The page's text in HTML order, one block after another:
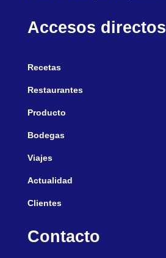
Accesos directos
Recetas
Restaurantes
Producto
Bodegas
Viajes
Actualidad
Clientes
Contacto